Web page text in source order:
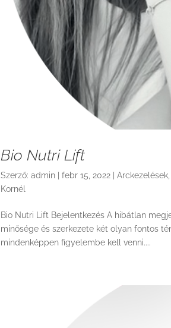
Bio Nutri Lift
Szerző:admin |febr 15, 2022 |Arckezelések
Kornél
Bio Nutri Lift Bejelentkezés A hibátlan
minősége és szerkezete két olyan fontos
mindenképpen figyelembe kell venni....